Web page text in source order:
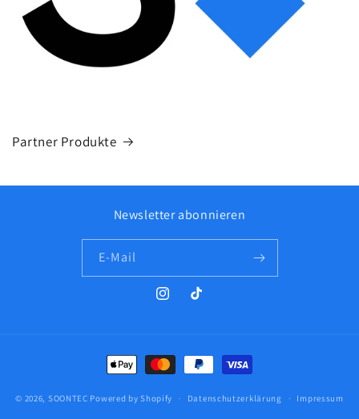
Partner Produkte
Newsletter abonnieren
E-Mail
InstagramTikTok
Zahlungsmethoden
© 2026, SOONTEC Powered by Shopify Datenschutzerklärung Impressum